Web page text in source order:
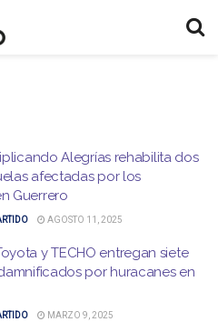
Alegrías rehabilita dos
afectadas por los
Guerrero
AGOSTO 11, 2025
y TECHO entregan siete
por huracanes en
MARZO 9, 2025